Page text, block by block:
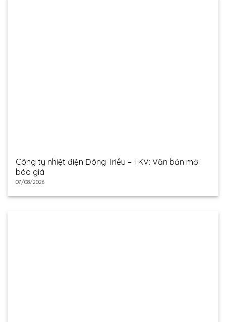
Công ty nhiệt điện Đông Triều – TKV: Văn bản mời
báo giá
07/08/2026